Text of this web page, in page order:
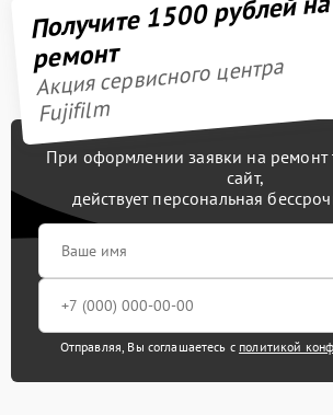
Получите 1500 рублей на
ремонт
Акция сервисного центра
Fujifilm
При оформлении заявки на ремонт
сайт,
действует персональная
Отправляя, Вы соглашаетесь с политикой